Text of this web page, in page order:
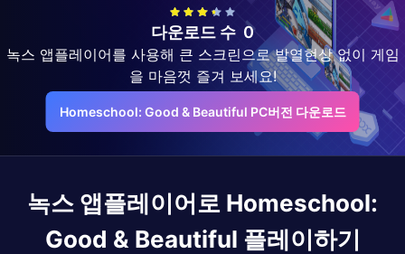
다운로드 수 0
녹스 앱플레이어를 사용해 큰 스크린으로 발열현상 없이 게임
을 마음껏 즐겨 보세요!
Homeschool: Good & Beautiful PC버전 다운로드
녹스 앱플레이어로 Homeschool:
Good & Beautiful 플레이하기